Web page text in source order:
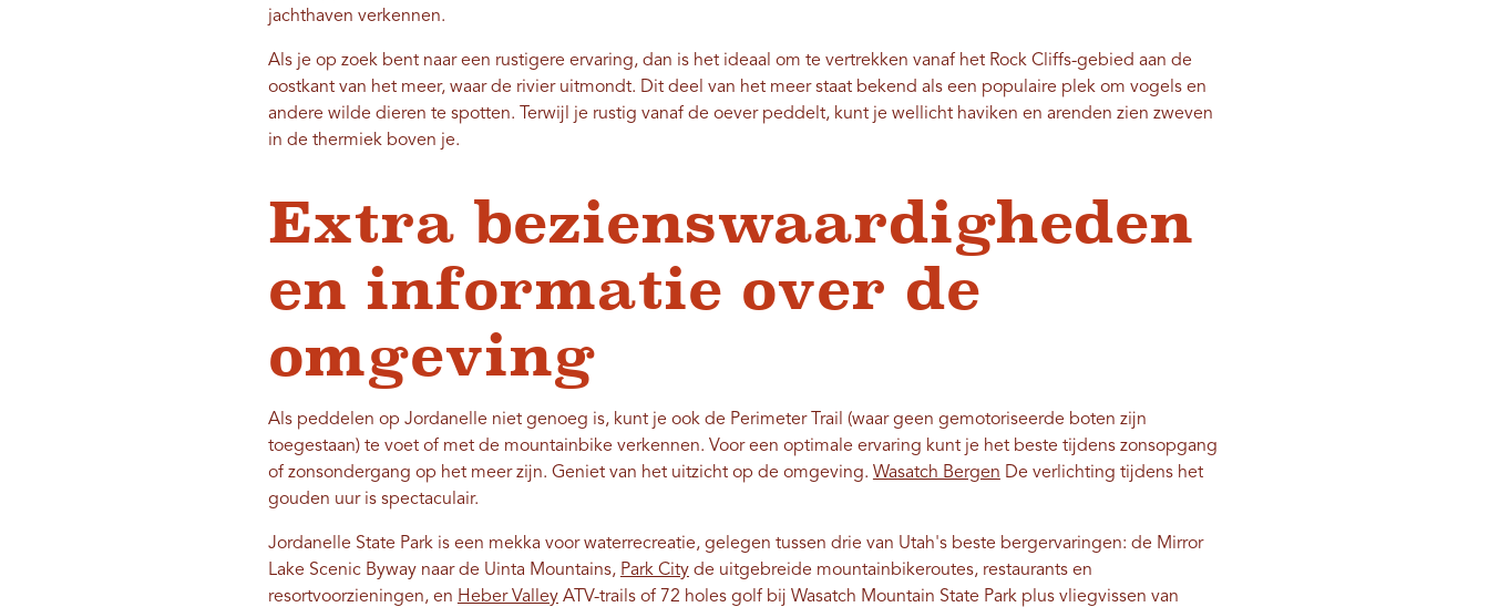
jachthaven verkennen.
Als je op zoek bent naar een rustigere ervaring, dan is het ideaal om te vertrekken vanaf het Rock Cliffs-gebied aan de
oostkant van het meer, waar de rivier uitmondt. Dit deel van het meer staat bekend als een populaire plek om vogels en
andere wilde dieren te spotten. Terwijl je rustig vanaf de oever peddelt, kunt je wellicht haviken en arenden zien zweven
in de thermiek boven je.
Extra bezienswaardigheden
en informatie over de
omgeving
Als peddelen op Jordanelle niet genoeg is, kunt je ook de Perimeter Trail (waar geen gemotoriseerde boten zijn
toegestaan) te voet of met de mountainbike verkennen. Voor een optimale ervaring kunt je het beste tijdens zonsopgang
of zonsondergang op het meer zijn. Geniet van het uitzicht op de omgeving. Wasatch Bergen De verlichting tijdens het
gouden uur is spectaculair.
Jordanelle State Park is een mekka voor waterrecreatie, gelegen tussen drie van Utah's beste bergervaringen: de Mirror
Lake Scenic Byway naar de Uinta Mountains, Park Cityde uitgebreide mountainbikeroutes, restaurants en
resortvoorzieningen, en Heber ValleyATV-trails of 72 holes golf bij Wasatch Mountain State Park plus vliegvissen van